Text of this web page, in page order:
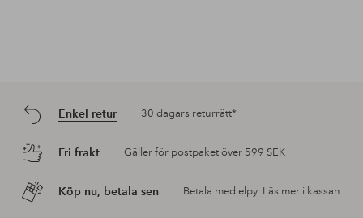
Enkel retur 30 dagars returrätt*
Fri frakt Gäller för postpaket över 599 SEK
Köp nu, betala sen Betala med elpy. Läs mer i kassan.